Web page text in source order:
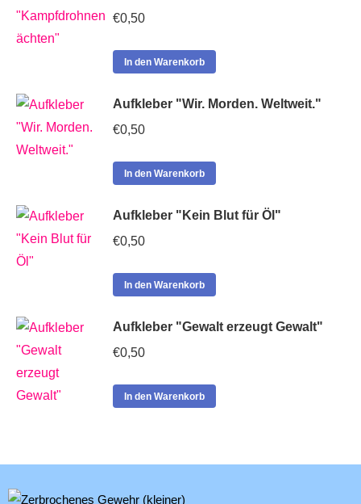
€0,50
In den Warenkorb
Aufkleber "Wir. Morden. Weltweit."
€0,50
In den Warenkorb
Aufkleber "Kein Blut für Öl"
€0,50
In den Warenkorb
Aufkleber "Gewalt erzeugt Gewalt"
€0,50
In den Warenkorb